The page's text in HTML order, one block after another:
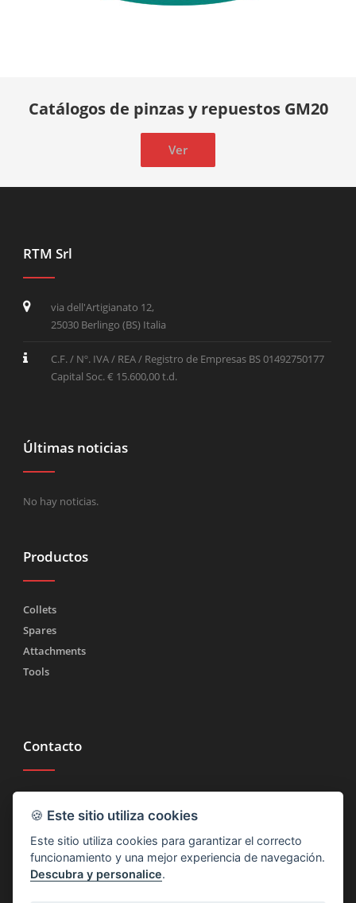
Catálogos de pinzas y repuestos GM20
Ver
RTM Srl
via dell'Artigianato 12,
25030 Berlingo (BS) Italia
C.F. / Nº. IVA / REA / Registro de Empresas BS 01492750177
Capital Soc. € 15.600,00 t.d.
Últimas noticias
No hay noticias.
Productos
Collets
Spares
Attachments
Tools
Contacto
Fax (+39) 030 2753090
info@rtmricambi.com
🍪 Este sitio utiliza cookies
Este sitio utiliza cookies para garantizar el correcto
funcionamiento y una mejor experiencia de navegación.
Descubra y personalice.